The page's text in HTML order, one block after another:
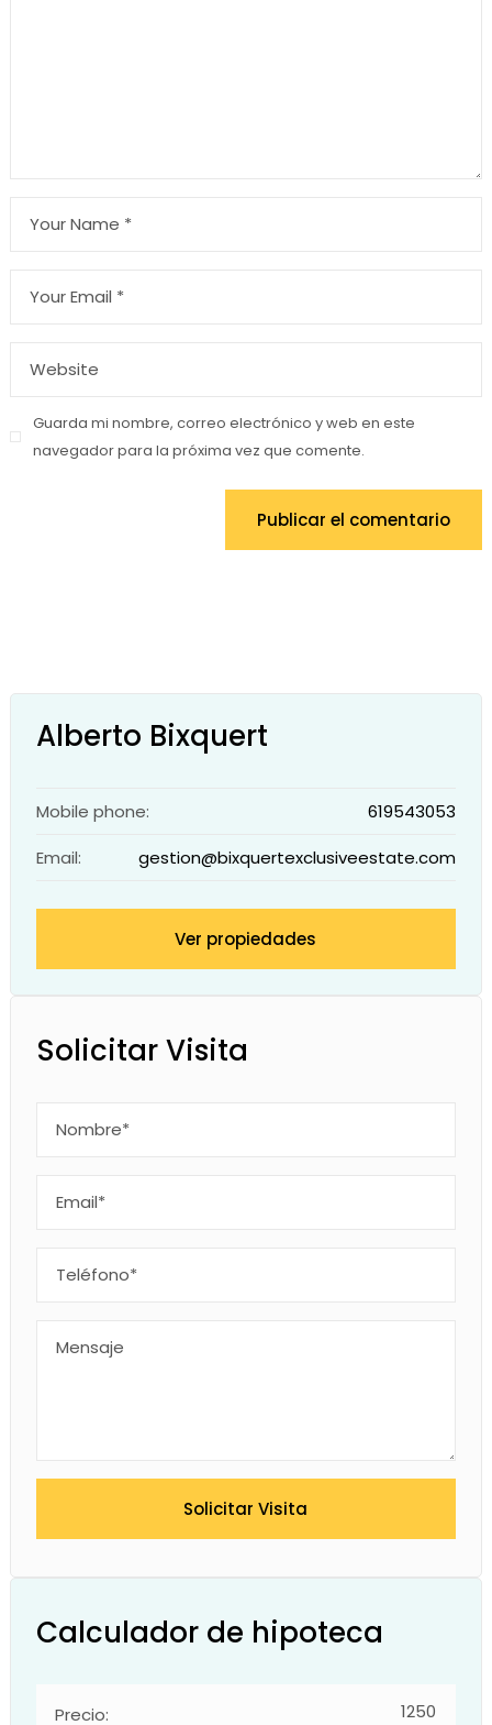
Guarda mi nombre, correo electrónico y web en este
navegador para la próxima vez que comente.
Publicar el comentario
Alberto Bixquert
Mobile phone:
619543053
Email:
gestion@bixquertexclusiveestate.com
Ver propiedades
Solicitar Visita
Solicitar Visita
Calculador de hipoteca
Precio: